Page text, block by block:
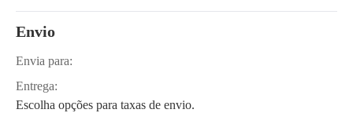
S4D102E-1D-N, S4D102E-
Envio
Envia para:
Entrega:
Escolha opções para taxas de envio.